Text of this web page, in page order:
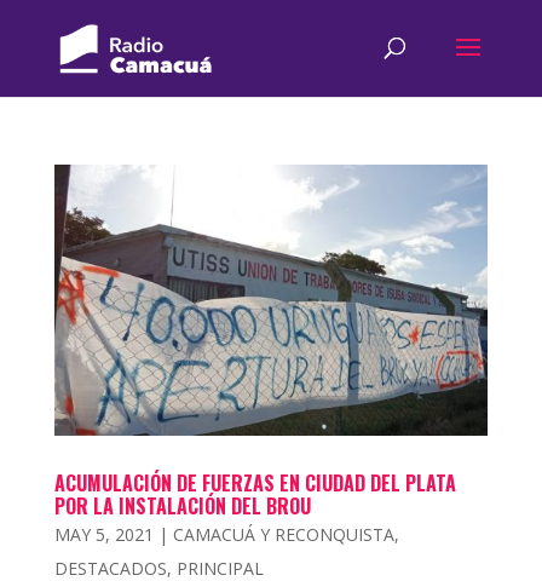
ACUMULACIÓN DE FUERZAS EN CIUDAD DEL PLATA
POR LA INSTALACIÓN DEL BROU
MAY 5, 2021 | CAMACUÁ Y RECONQUISTA,
DESTACADOS, PRINCIPAL